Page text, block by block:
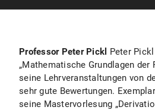
Professor Peter Pickl Peter
„Mathematische Grundlagen der
seine Lehrveranstaltungen von
sehr gute Bewertungen.
seine Mastervorlesung